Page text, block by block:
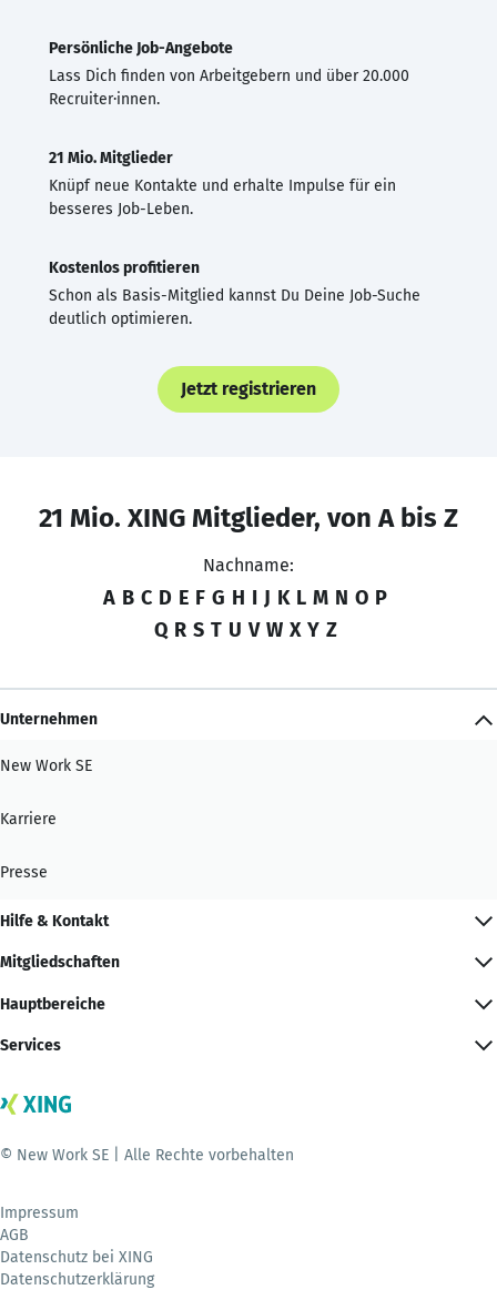
Persönliche Job-Angebote
Lass Dich finden von Arbeitgebern und über 20.000
Recruiter·innen.
21 Mio. Mitglieder
Knüpf neue Kontakte und erhalte Impulse für ein
besseres Job-Leben.
Kostenlos profitieren
Schon als Basis-Mitglied kannst Du Deine Job-Suche
deutlich optimieren.
Jetzt registrieren
21 Mio. XING Mitglieder, von A bis Z
Nachname:
A B C D E F G H I J K L M N O P
Q R S T U V W X Y Z
Unternehmen
New Work SE
Karriere
Presse
Hilfe & Kontakt
Mitgliedschaften
Hauptbereiche
Services
© New Work SE | Alle Rechte vorbehalten
Impressum
AGB
Datenschutz bei XING
Datenschutzerklärung